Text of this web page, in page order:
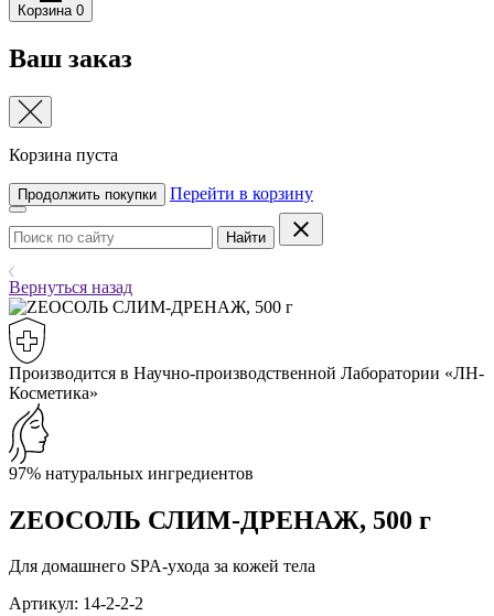
Корзина 0
Ваш заказ
Корзина пуста
Продолжить покупки Перейти в корзину
Найти
Вернуться назад
Производится в Научно-производственной Лаборатории «ЛН-
Косметика»
97% натуральных ингредиентов
ZEOСОЛЬ СЛИМ-ДРЕНАЖ, 500 г
Для домашнего SPA-ухода за кожей тела
Артикул: 14-2-2-2